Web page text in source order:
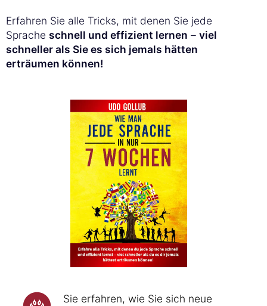
Erfahren Sie alle Tricks, mit denen Sie jede
Sprache schnell und effizient lernen – viel
schneller als Sie es sich jemals hätten
erträumen können!
Sie erfahren, wie Sie sich neue